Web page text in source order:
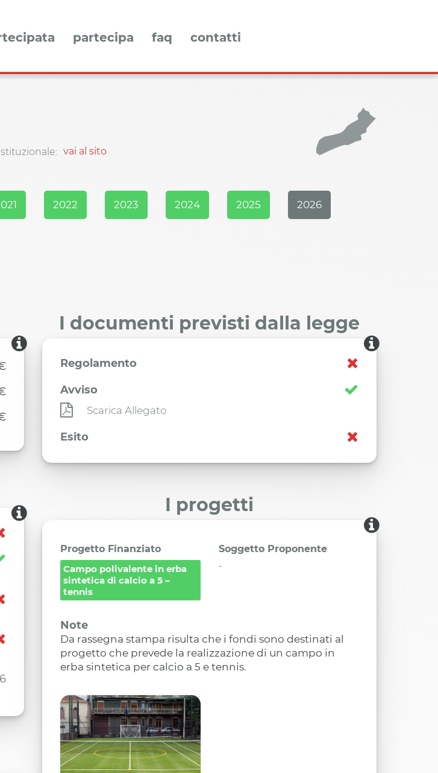
partecipa faq contatti
vai al sito
2022 2023 2024 2025 2026
I documenti previsti dalla legge
Regolamento
Avviso
Scarica Allegato
Esito
I progetti
Progetto Finanziato
Soggetto Proponente
Campo polivalente in erba
sintetica di calcio a 5 –
tennis
-
Note
Da rassegna stampa risulta che i fondi sono destinati al
progetto che prevede la realizzazione di un campo in
erba sintetica per calcio a 5 e tennis.